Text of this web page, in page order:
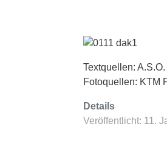
Textquellen:
Fotoquellen: KTM
Details
Veröffentlicht: 11.